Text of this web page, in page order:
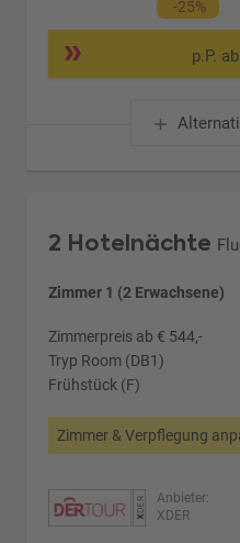
-25%
p.P.
2 Hotelnächte
Zimmer 1 (2 Erwachsene)
Zimmerpreis ab € 544,-
Tryp Room (DB1)
Frühstück (F)
Zimmer & Verpflegung
Anbieter:
XDER